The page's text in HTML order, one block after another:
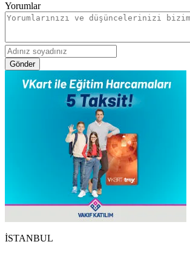
Yorumlar
Gönder
İSTANBUL